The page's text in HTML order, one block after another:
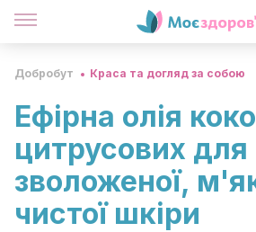
Добробут Краса та догляд за собою
Ефірна олія
цитрусових для
зволоженої,
чистої шкіри